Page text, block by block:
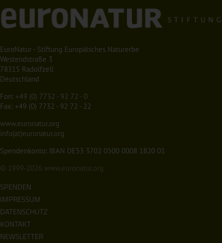
EuroNatur - Stiftung Europäisches Naturerbe
Westendstraße 3
78315 Radolfzell
Deutschland
Fon: +49 (0) 7732 - 92 72 - 0
Fax: +49 (0) 7732 - 92 72 - 22
www.euronatur.org
info(at)euronatur.org
Spendenkonto: IBAN DE53 3702 0500 0008 1820 01
© 1999-2026 www.euronatur.org
SPENDEN
IMPRESSUM
DATENSCHUTZ
KONTAKT
NEWSLETTER